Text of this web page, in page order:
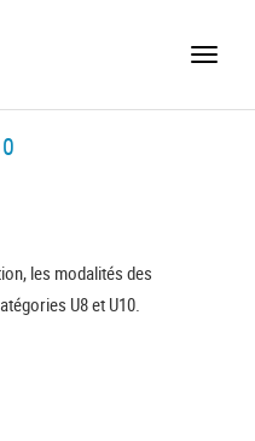
Toggle
les modalités des
U8 et U10.